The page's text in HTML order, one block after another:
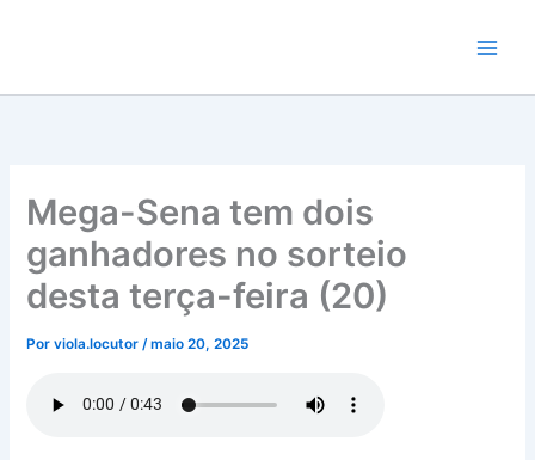
conteúdo
Mega-Sena tem dois
ganhadores no sorteio
desta terça-feira (20)
Porviola.locutor/maio 20, 2025